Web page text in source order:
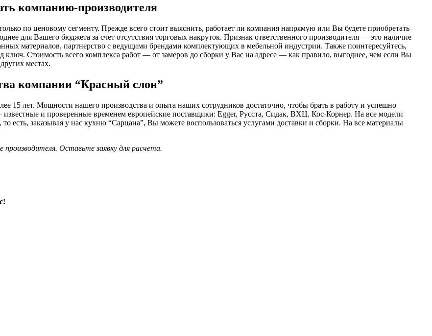
компанию-производителя
по ценовому сегменту. Прежде всего стоит выяснить, работает ли компания напрямую или Вы будете приобретать
для Вашего бюджета за счет отсутствия торговых накруток. Признак ответственного производителя — это наличие
материалов, партнерство с ведущими брендами комплектующих в мебельной индустрии. Также поинтересуйтесь,
ключ. Стоимость всего комплекса работ — от замеров до сборки у Вас на адресе — как правило, выгоднее, чем если Вы
местах.
компании “Красный слон”
15 лет. Мощности нашего производства и опыта наших сотрудников достаточно, чтобы брать в работу и успешно
и проверенные временем европейские поставщики: Egger, Русста, Сидак, ВХЦ, Кос-Корнер. На все модели
есть, заказывая у нас кухню “Сарцана”, Вы можете воспользоваться услугами доставки и сборки. На все материалы
производителя. Оставьте заявку для расчета.